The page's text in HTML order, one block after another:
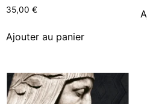
35,00 €
Ajouter au panier